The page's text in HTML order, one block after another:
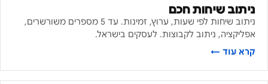
ניתוב שיחות חכם
ניתוב שיחות לפי שעות, ערוץ, זמינות. עד 5 מספרים משורשרים,
אפליקציה, ניתוב לקבוצות. לעסקים בישראל.
קרא עוד ←